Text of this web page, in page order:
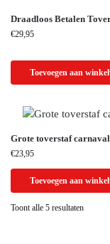
Draadloos Betalen
€29,95
Toevoegen aan
Grote toverstaf carnaval
€23,95
Toevoegen aan
Toont alle 5 resultaten